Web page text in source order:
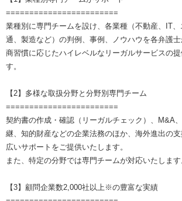
========================
業種別に専門チームを設け、各業種（不動産、IT
通、製造など）の判例、事例、ノウハウを各弁護
商習慣に応じたハイレベルなリーガルサービスの
す。
【2】多様な取扱分野と分野別専門チーム
========================
契約書の作成・確認（リーガルチェック）、M&A
継、知的財産などの企業法務のほか、海外進出の
広いサポートをご提供いたします。
また、特定の分野では専門チームが対応いたします
【3】顧問企業数2,000社以上※の豊富な実績